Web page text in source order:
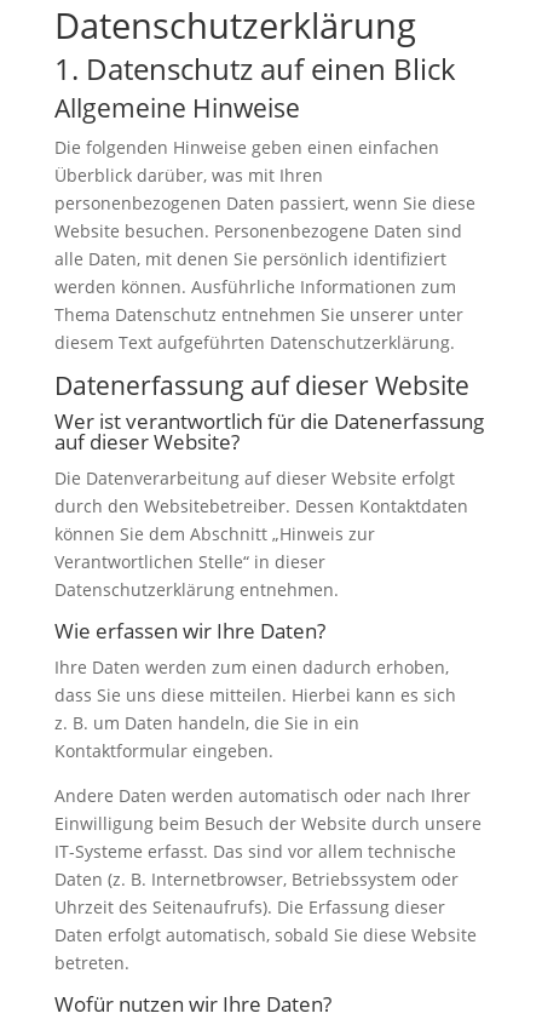
Datenschutz­erklärung
1. Datenschutz auf einen Blick
Allgemeine Hinweise
Die folgenden Hinweise geben einen einfachen
Überblick darüber, was mit Ihren
personenbezogenen Daten passiert, wenn Sie diese
Website besuchen. Personenbezogene Daten sind
alle Daten, mit denen Sie persönlich identifiziert
werden können. Ausführliche Informationen zum
Thema Datenschutz entnehmen Sie unserer unter
diesem Text aufgeführten Datenschutzerklärung.
Datenerfassung auf dieser Website
Wer ist verantwortlich für die Datenerfassung
auf dieser Website?
Die Datenverarbeitung auf dieser Website erfolgt
durch den Websitebetreiber. Dessen Kontaktdaten
können Sie dem Abschnitt „Hinweis zur
Verantwortlichen Stelle“ in dieser
Datenschutzerklärung entnehmen.
Wie erfassen wir Ihre Daten?
Ihre Daten werden zum einen dadurch erhoben,
dass Sie uns diese mitteilen. Hierbei kann es sich
z. B. um Daten handeln, die Sie in ein
Kontaktformular eingeben.
Andere Daten werden automatisch oder nach Ihrer
Einwilligung beim Besuch der Website durch unsere
IT-Systeme erfasst. Das sind vor allem technische
Daten (z. B. Internetbrowser, Betriebssystem oder
Uhrzeit des Seitenaufrufs). Die Erfassung dieser
Daten erfolgt automatisch, sobald Sie diese Website
betreten.
Wofür nutzen wir Ihre Daten?